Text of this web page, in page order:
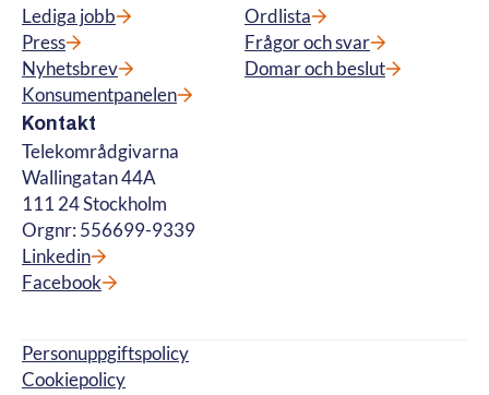
Lediga jobb
Press
Nyhetsbrev
Konsumentpanelen
Ordlista
Frågor och svar
Domar och beslut
Kontakt
Telekområdgivarna
Wallingatan 44A
111 24 Stockholm
Orgnr: 556699-9339
Linkedin
Facebook
Personuppgiftspolicy
Cookiepolicy